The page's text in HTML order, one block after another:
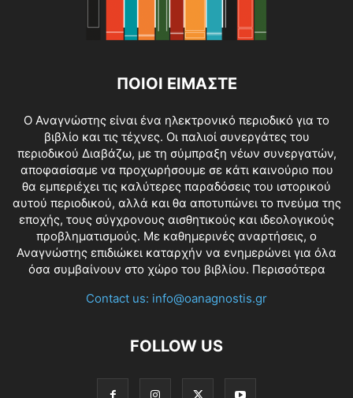
ΠΟΙΟΙ ΕΙΜΑΣΤΕ
O Αναγνώστης είναι ένα ηλεκτρονικό περιοδικό για το
βιβλίο και τις τέχνες. Οι παλιοί συνεργάτες του
περιοδικού Διαβάζω, με τη σύμπραξη νέων συνεργατών,
αποφασίσαμε να προχωρήσουμε σε κάτι καινούριο που
θα εμπεριέχει τις καλύτερες παραδόσεις του ιστορικού
αυτού περιοδικού, αλλά και θα αποτυπώνει το πνεύμα της
εποχής, τους σύγχρονους αισθητικούς και ιδεολογικούς
προβληματισμούς. Με καθημερινές αναρτήσεις, ο
Αναγνώστης επιδιώκει καταρχήν να ενημερώνει για όλα
όσα συμβαίνουν στο χώρο του βιβλίου. Περισσότερα
Contact us: info@oanagnostis.gr
FOLLOW US